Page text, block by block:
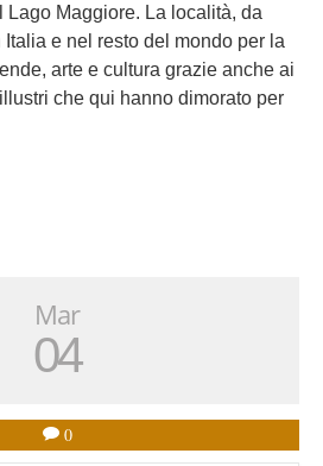
Maggiore. La località, da
e nel resto del mondo per la
arte e cultura grazie anche ai
che qui hanno dimorato per
Mar
04
0